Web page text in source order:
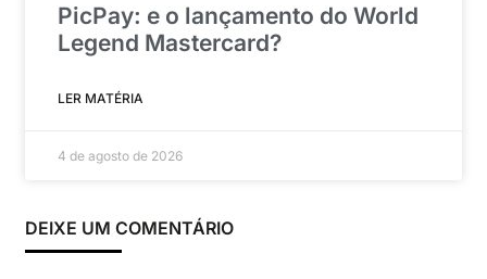
PicPay: e o lançamento do World
Legend Mastercard?
LER MATÉRIA
4 de agosto de 2026
DEIXE UM COMENTÁRIO